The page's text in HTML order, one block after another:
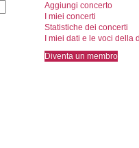
Aggiungi concerto
I miei concerti
Statistiche dei concerti
I miei dati e le voci della
Diventa un membro